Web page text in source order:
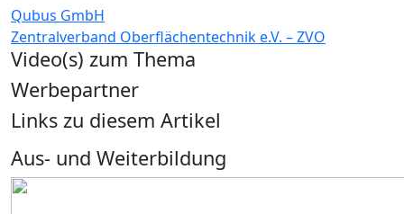
Qubus GmbH
Zentralverband Oberflächentechnik e.V. – ZVO
Video(s) zum Thema
Werbepartner
Links zu diesem Artikel
Aus- und Weiterbildung